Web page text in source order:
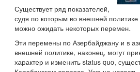
Существует ряд показателей,
судя по которым во внешней
можно ожидать некоторых перемен.
Эти перемены по Азербайджану и в
внешней политике, наконец, могут
характер и изменить status quo,